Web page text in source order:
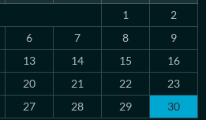
1
2
6 7 8
9
13 14 15
16
20 21 22
23
27 28 29 30